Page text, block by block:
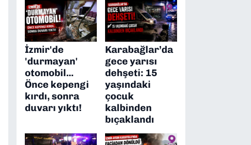
İzmir'de
'durmayan'
otomobil...
Önce kepengi
kırdı, sonra
duvarı yıktı!
Karabağlar’da
gece yarısı
dehşeti: 15
yaşındaki
çocuk
kalbinden
bıçaklandı